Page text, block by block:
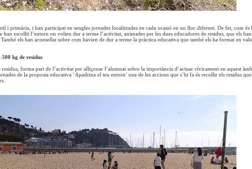
i primària, i han participat en sengles jornades localitzades en cada ocasió en un lloc diferent. De fet, com és
han escollit l’entorn on volien dur a terme l’activitat, animades per les dues educadores de residus, que els
els han aconsellat sobre com havien de dur a terme la pràctica educativa que també els ha format en
500 kg de residus
forma part de l’activitat per alliçonar l’alumnat sobre la importància d’actuar cívicament en aquest
de la proposta educativa ‘Apadrina el teu entorn’ una de les accions que s’hi fa és recollir els residus